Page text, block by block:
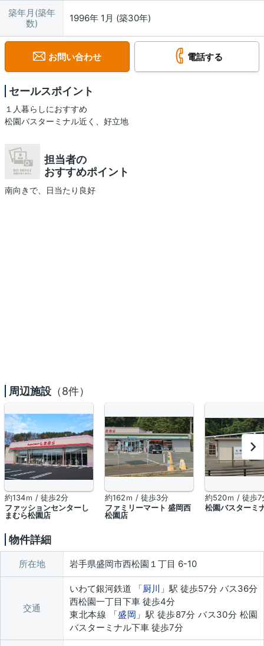
築年月(築年
数)
1996年 1月 (築30年)
お問い合わせ 電話する
セールスポイント
１人暮らしにおすすめ
松園バスターミナル近く、好立地
担当者の
おすすめポイント
南向きで、日当たり良好
周辺施設 （8件）
約134ｍ / 徒歩2分
ファッションセンターし
まむら松園店
約162ｍ / 徒歩3分
ファミリーマート 盛岡西
松園店
約520ｍ / 徒歩7
松園バスターミ
物件詳細
所在地 岩手県盛岡市西松園１丁目 6-10
交通
いわて銀河鉄道 「厨川 」駅 徒歩57分 バス36分
西松園一丁目下車 徒歩4分
東北本線 「盛岡 」駅 徒歩87分 バス30分 松園
バスターミナル下車 徒歩7分